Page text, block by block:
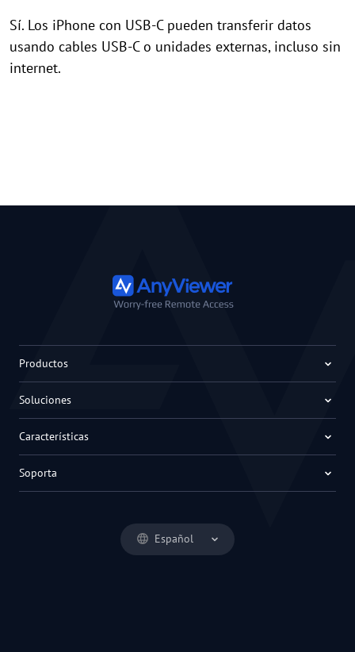
Sí. Los iPhone con USB-C pueden transferir datos
usando cables USB-C o unidades externas, incluso sin
internet.
Español
Productos
Soluciones
Características
Soporta